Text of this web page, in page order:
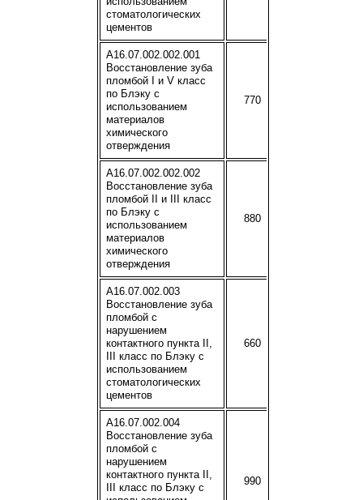
стоматологических
цементов
A16.07.002.002.001
Восстановление зуба
пломбой I и V класс
по Блэку с
использованием
материалов
химического
отверждения
770
A16.07.002.002.002
Восстановление зуба
пломбой II и III класс
по Блэку с
использованием
материалов
химического
отверждения
880
A16.07.002.003
Восстановление зуба
пломбой с
нарушением
контактного пункта II,
III класс по Блэку с
использованием
стоматологических
цементов
660
A16.07.002.004
Восстановление зуба
пломбой с
нарушением
контактного пункта II,
III класс по Блэку с
990